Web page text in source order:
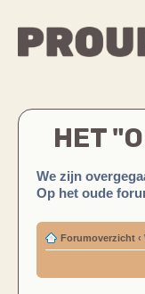
HET
We zijn
Op het oude
Forumoverzicht ‹